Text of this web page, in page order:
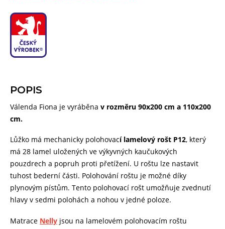
POPIS
Válenda Fiona je vyráběna v rozměru 90x200 cm a 110x200
cm.
Lůžko má mechanicky polohovací lamelový rošt P12, který
má 28 lamel uložených ve výkyvných kaučukových
pouzdrech a popruh proti přetížení. U roštu lze nastavit
tuhost bederní části. Polohování roštu je možné díky
plynovým pístům. Tento polohovací rošt umožňuje zvednutí
hlavy v sedmi polohách a nohou v jedné poloze.
Matrace Nelly jsou na lamelovém polohovacím roštu